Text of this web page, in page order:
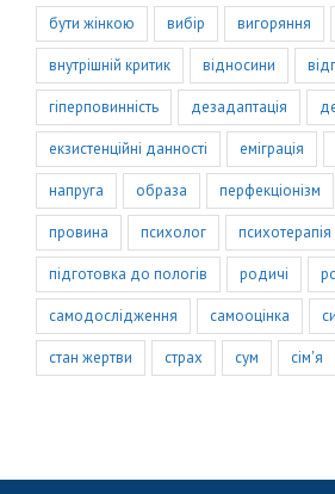
бути жінкою вибір вигоряння
внутрішній критик відносини
гіперповинність дезадаптація
екзистенційні данності еміграція
напруга образа перфекціонізм
провина психолог психотерапія
підготовка до пологів родичі
самодослідження самооцінка
стан жертви страх сум сім'я